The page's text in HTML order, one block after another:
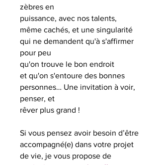
zèbres en
puissance, avec nos talents,
même cachés, et une singularité
qui ne demandent qu'à s'affirmer
pour peu
qu'on trouve le bon endroit
et qu'on s'entoure des bonnes
personnes… Une invitation à voir,
penser, et
rêver plus grand !
Si vous pensez avoir besoin d’être
accompagné(e) dans votre projet
de vie, je vous propose de